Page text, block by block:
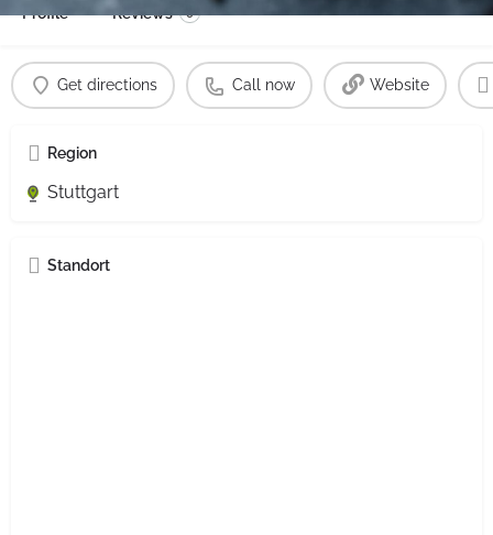
Profile Reviews 0
Get directions Call now Website
Region
Stuttgart
Standort